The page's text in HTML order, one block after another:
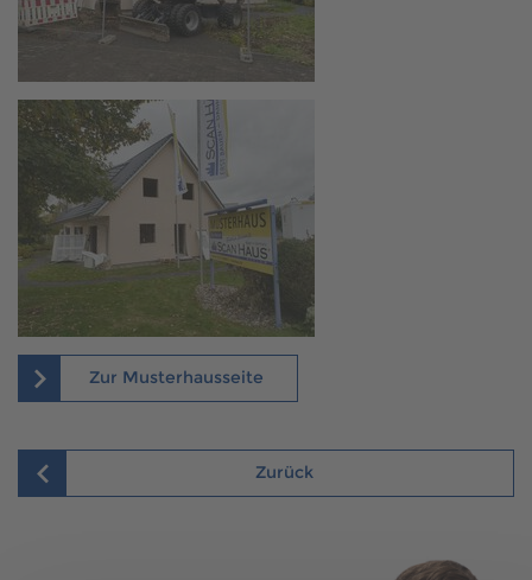
Zur Musterhausseite
Zurück